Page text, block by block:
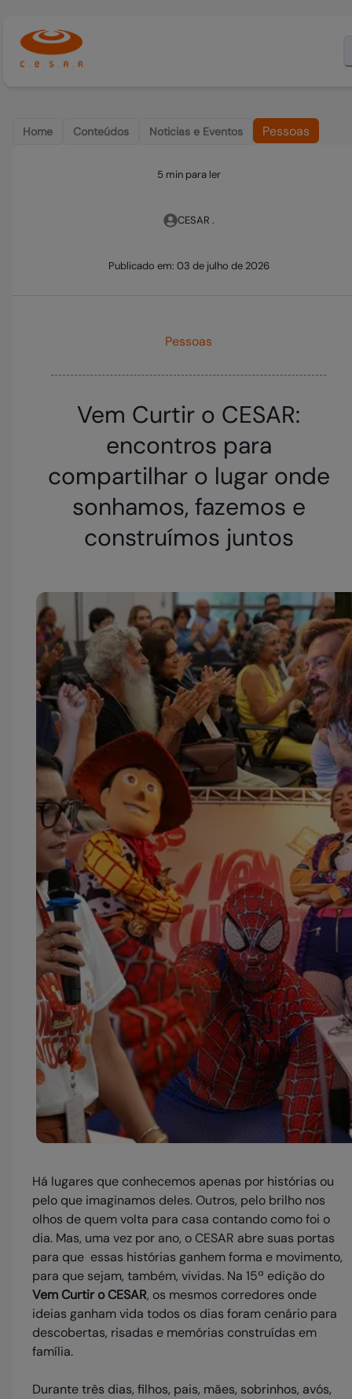
Home Conteúdos Noticias e Eventos Pessoas
5 min para ler
CESAR .
Publicado em: 03 de julho de 2026
Pessoas
Vem Curtir o CESAR:
encontros para
compartilhar o lugar onde
sonhamos, fazemos e
construímos juntos
Há lugares que conhecemos apenas por histórias ou
pelo que imaginamos deles. Outros, pelo brilho nos
olhos de quem volta para casa contando como foi o
dia. Mas, uma vez por ano, o CESAR abre suas portas
para que essas histórias ganhem forma e movimento,
para que sejam, também, vividas. Na 15ª edição do
Vem Curtir o CESAR, os mesmos corredores onde
ideias ganham vida todos os dias foram cenário para
descobertas, risadas e memórias construídas em
família.
Durante três dias, filhos, pais, mães, sobrinhos, avós,